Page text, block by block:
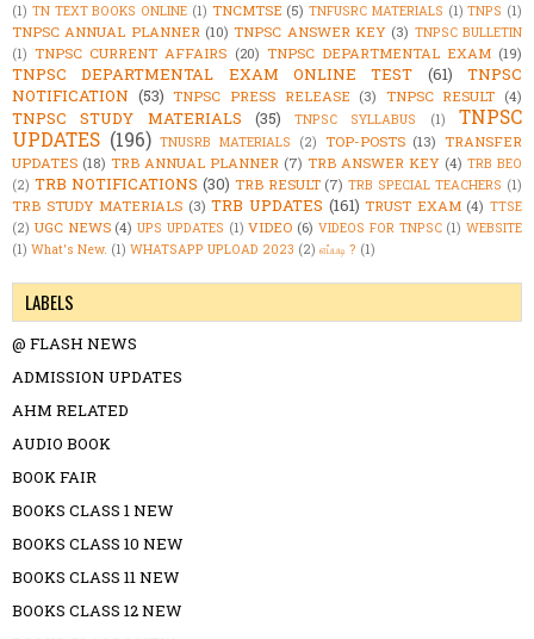
(1) TN TEXT BOOKS ONLINE (1) TNCMTSE (5) TNFUSRC MATERIALS (1) TNPS (1)
TNPSC ANNUAL PLANNER (10) TNPSC ANSWER KEY (3) TNPSC BULLETIN
(1) TNPSC CURRENT AFFAIRS (20) TNPSC DEPARTMENTAL EXAM (19)
TNPSC DEPARTMENTAL EXAM ONLINE TEST (61)
TNPSC
NOTIFICATION (53) TNPSC PRESS RELEASE (3) TNPSC RESULT (4)
TNPSC STUDY MATERIALS (35) TNPSC SYLLABUS (1)
TNPSC
UPDATES (196) TNUSRB MATERIALS (2) TOP-POSTS (13) TRANSFER
UPDATES (18) TRB ANNUAL PLANNER (7) TRB ANSWER KEY (4) TRB BEO
(2) TRB NOTIFICATIONS (30) TRB RESULT (7) TRB SPECIAL TEACHERS (1)
TRB STUDY MATERIALS (3) TRB UPDATES (161) TRUST EXAM (4) TTSE
(2) UGC NEWS (4) UPS UPDATES (1) VIDEO (6) VIDEOS FOR TNPSC (1) WEBSITE
(1) What's New. (1) WHATSAPP UPLOAD 2023 (2) எப்படி ? (1)
LABELS
@ FLASH NEWS
ADMISSION UPDATES
AHM RELATED
AUDIO BOOK
BOOK FAIR
BOOKS CLASS 1 NEW
BOOKS CLASS 10 NEW
BOOKS CLASS 11 NEW
BOOKS CLASS 12 NEW